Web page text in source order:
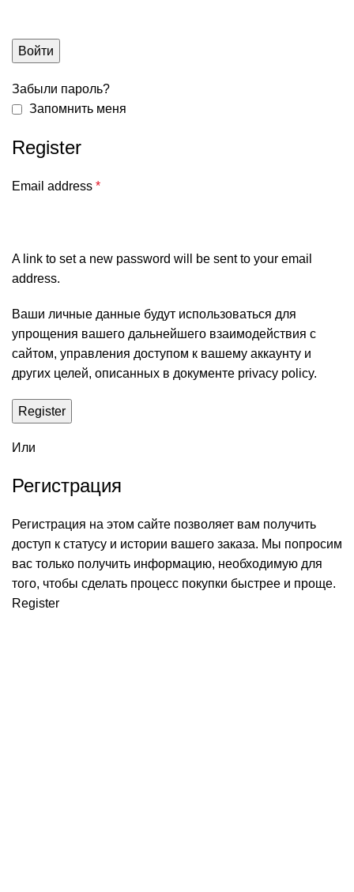
Войти
Забыли пароль?
Запомнить меня
Register
Email address *
A link to set a new password will be sent to your email
address.
Ваши личные данные будут использоваться для
упрощения вашего дальнейшего взаимодействия с
сайтом, управления доступом к вашему аккаунту и
других целей, описанных в документе privacy policy.
Register
Или
Регистрация
Регистрация на этом сайте позволяет вам получить
доступ к статусу и истории вашего заказа. Мы попросим
вас только получить информацию, необходимую для
того, чтобы сделать процесс покупки быстрее и проще.
Register